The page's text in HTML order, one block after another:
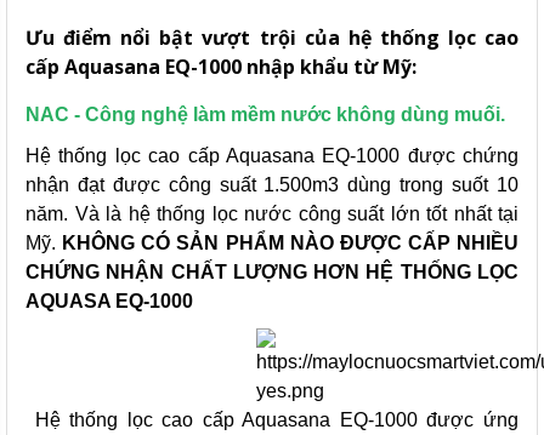
Ưu điểm nổi bật vượt trội của hệ thống lọc cao
cấp Aquasana EQ-1000 nhập khẩu từ Mỹ:
NAC - Công nghệ làm mềm nước không dùng muối.
Hệ thống lọc cao cấp Aquasana EQ-1000 được chứng
nhận đạt được công suất 1.500m3 dùng trong suốt 10
năm. Và là hệ thống lọc nước công suất lớn tốt nhất tại
Mỹ. KHÔNG CÓ SẢN PHẨM NÀO ĐƯỢC CẤP NHIỀU
CHỨNG NHẬN CHẤT LƯỢNG HƠN HỆ THỐNG LỌC
AQUASA EQ-1000
Hệ thống lọc cao cấp Aquasana EQ-1000 được ứng